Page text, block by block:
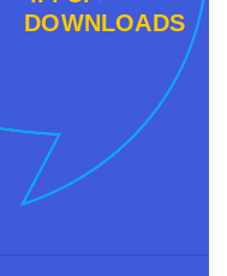
DOWNLOADS